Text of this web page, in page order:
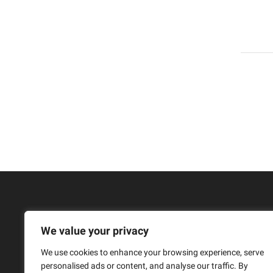
We value your privacy
We use cookies to enhance your browsing experience, serve
personalised ads or content, and analyse our traffic. By